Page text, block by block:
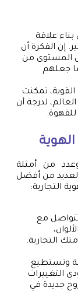
علاقة
إن الفكرة أن
المستوى من
جعلهم
تمكنت
لدرجة أن
من أمثلة
من أفضل
التجارية:
مع
التجارية.
وتستطيع
التغييرات
جديدة في